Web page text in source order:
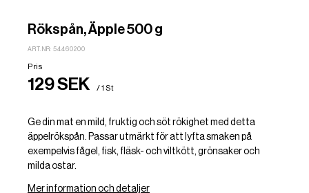
Rökspån, Äpple 500 g
ART.NR: 54460200
Pris
129 SEK / 1 St
Ge din mat en mild, fruktig och söt rökighet med detta
äppelrökspån. Passar utmärkt för att lyfta smaken på
exempelvis fågel, fisk, fläsk- och viltkött, grönsaker och
milda ostar.
Mer information och detaljer